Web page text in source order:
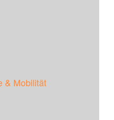
& Mobilität